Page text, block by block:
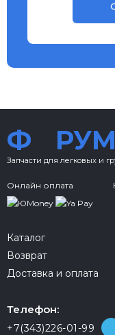
Ф РУМ
Запчасти для легковых и
Онлайн оплата
Каталог
Возврат
Доставка и оплата
Телефон:
+7(343)226-01-99